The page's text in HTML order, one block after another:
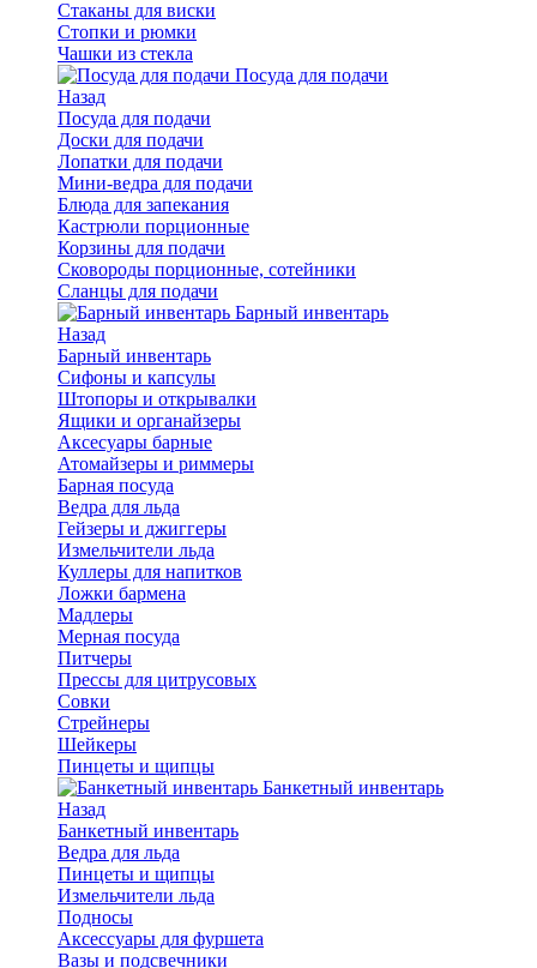
Стаканы для виски
Стопки и рюмки
Чашки из стекла
Посуда для подачи
Назад
Посуда для подачи
Доски для подачи
Лопатки для подачи
Мини-ведра для подачи
Блюда для запекания
Кастрюли порционные
Корзины для подачи
Сковороды порционные, сотейники
Сланцы для подачи
Барный инвентарь
Назад
Барный инвентарь
Сифоны и капсулы
Штопоры и открывалки
Ящики и органайзеры
Аксесуары барные
Атомайзеры и риммеры
Барная посуда
Ведра для льда
Гейзеры и джиггеры
Измельчители льда
Куллеры для напитков
Ложки бармена
Мадлеры
Мерная посуда
Питчеры
Прессы для цитрусовых
Совки
Стрейнеры
Шейкеры
Пинцеты и щипцы
Банкетный инвентарь
Назад
Банкетный инвентарь
Ведра для льда
Пинцеты и щипцы
Измельчители льда
Подносы
Аксессуары для фуршета
Вазы и подсвечники